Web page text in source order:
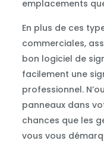
emplacements
En plus de ces
commerciales,
bon logiciel de
facilement une
professionnel.
panneaux dans
chances que les
vous vous